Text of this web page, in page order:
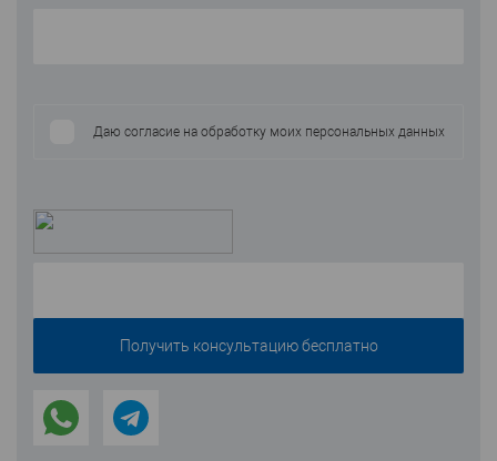
Даю согласие на обработку моих персональных данных